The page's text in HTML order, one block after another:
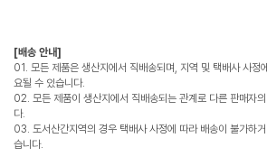
[배송 안내]
01. 모든 제품은 생산지에서 직배송되며, 지역 및 택배사 사
요될 수 있습니다.
02. 모든 제품이 생산지에서 직배송되는 관계로 다른 판매자
다.
03. 도서산간지역의 경우 택배사 사정에 따라 배송이 불가하
습니다.